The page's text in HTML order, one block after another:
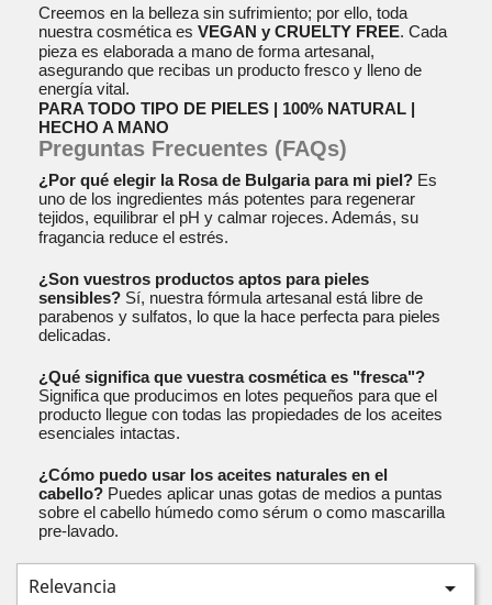
Creemos en la belleza sin sufrimiento; por ello, toda
nuestra cosmética es VEGAN y CRUELTY FREE. Cada
pieza es elaborada a mano de forma artesanal,
asegurando que recibas un producto fresco y lleno de
energía vital.
PARA TODO TIPO DE PIELES | 100% NATURAL |
HECHO A MANO
Preguntas Frecuentes (FAQs)
¿Por qué elegir la Rosa de Bulgaria para mi piel? Es
uno de los ingredientes más potentes para regenerar
tejidos, equilibrar el pH y calmar rojeces. Además, su
fragancia reduce el estrés.
¿Son vuestros productos aptos para pieles
sensibles? Sí, nuestra fórmula artesanal está libre de
parabenos y sulfatos, lo que la hace perfecta para pieles
delicadas.
¿Qué significa que vuestra cosmética es "fresca"?
Significa que producimos en lotes pequeños para que el
producto llegue con todas las propiedades de los aceites
esenciales intactas.
¿Cómo puedo usar los aceites naturales en el
cabello? Puedes aplicar unas gotas de medios a puntas
sobre el cabello húmedo como sérum o como mascarilla
pre-lavado.
Relevancia 